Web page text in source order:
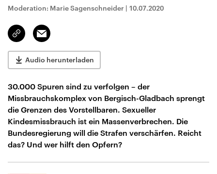
Moderation: Marie Sagenschneider | 10.07.2020
Link
kopieren/teilen
Email
Audio herunterladen
30.000 Spuren sind zu verfolgen – der
Missbrauchskomplex von Bergisch-Gladbach sprengt
die Grenzen des Vorstellbaren. Sexueller
Kindesmissbrauch ist ein Massenverbrechen. Die
Bundesregierung will die Strafen verschärfen. Reicht
das? Und wer hilft den Opfern?